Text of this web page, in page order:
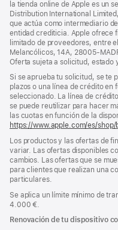
pie
de
página
la tienda online de Apple es un
Distribution International
que actúa como intermediario
entidad crediticia. Apple ofrece
limitado de proveedores, entre
Melancólicos, 14A, 28005-
Oferta sujeta a solicitud, estado
Si se aprueba tu solicitud, se te
plazos o una línea de crédito en
seleccionado. La línea de
se puede reutilizar para hacer
las cuotas en función de la
https://www.apple.com/es/
Los productos y las ofertas de
variar. Las ofertas disponibles
cambios. Las ofertas que se
para clientes que realizan una
particulares.
Se aplica un límite mínimo de
4.000 €.
Renovación de tu dispositivo